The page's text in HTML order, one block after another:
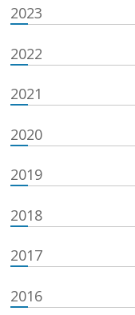
2023
2022
2021
2020
2019
2018
2017
2016